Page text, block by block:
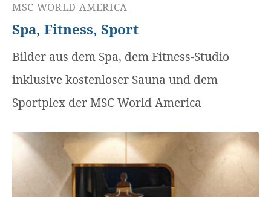
MSC WORLD AMERICA
Spa, Fitness, Sport
Bilder aus dem Spa, dem Fitness-Studio
inklusive kostenloser Sauna und dem
Sportplex der MSC World America